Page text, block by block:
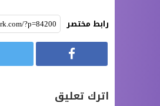
رابط مختصر
اترك تعليق